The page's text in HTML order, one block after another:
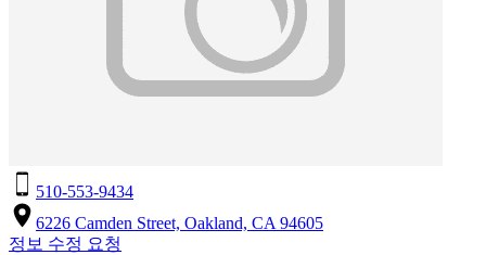
510-553-9434
6226 Camden Street, Oakland, CA 94605
정보 수정 요청